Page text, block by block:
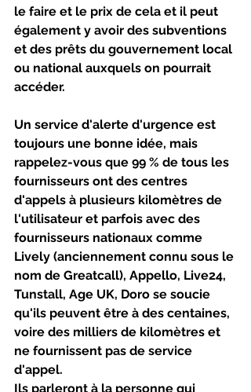
le faire et le prix de cela et il peut
également y avoir des subventions
et des prêts du gouvernement local
ou national auxquels on pourrait
accéder.
Un service d'alerte d'urgence est
toujours une bonne idée, mais
rappelez-vous que 99 % de tous les
fournisseurs ont des centres
d'appels à plusieurs kilomètres de
l'utilisateur et parfois avec des
fournisseurs nationaux comme
Lively (anciennement connu sous le
nom de Greatcall), Appello, Live24,
Tunstall, Age UK, Doro se soucie
qu'ils peuvent être à des centaines,
voire des milliers de kilomètres et
ne fournissent pas de service
d'appel.
Ils parleront à la personne qui